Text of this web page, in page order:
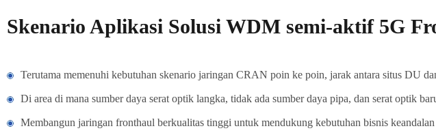
Skenario Aplikasi Solusi WDM semi-aktif 5G
Terutama memenuhi kebutuhan skenario jaringan CRAN poin ke poin, jarak antara situs DU
Di area di mana sumber daya serat optik langka, tidak ada sumber daya pipa, dan serat optik
Membangun jaringan fronthaul berkualitas tinggi untuk mendukung kebutuhan bisnis